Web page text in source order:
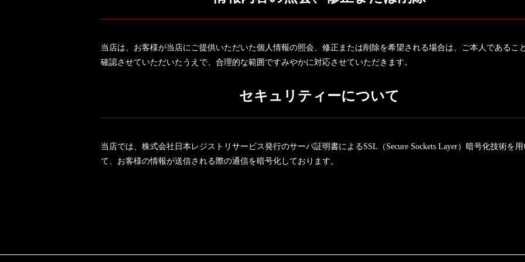
当店は、お客様が当店にご提供いただいた個人情報の照会、修正または削除を希望される場合は、ご本人であるこ
確認させていただいたうえで、合理的な範囲ですみやかに対応させていただきます。
セキュリティーについて
当店では、株式会社日本レジストリサービス発行のサーバ証明書によるSSL（Secure Sockets Layer）暗号化技術を用
て、お客様の情報が送信される際の通信を暗号化しております。